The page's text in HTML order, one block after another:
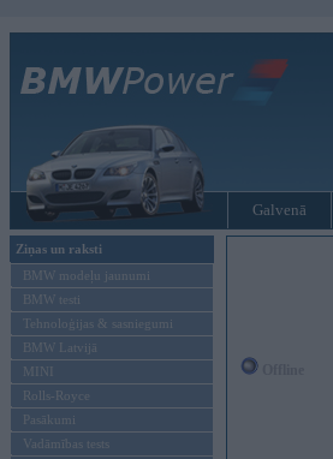
Galvenā
Ziņas un raksti
BMW modeļu jaunumi
BMW testi
Tehnoloģijas & sasniegumi
BMW Latvijā
MINI
Rolls-Royce
Pasākumi
Vadāmības tests